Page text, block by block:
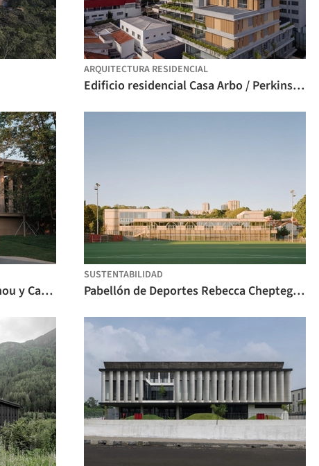
ARQUITECTURA RESIDENCIAL
Edificio residencial Casa Arbo / Perkins&Will
Centro de Arte Aranya Guangzhou y Cantina Comunitaria / Vector Architects
SUSTENTABILIDAD
Pabellón de Deportes Rebecca Cheptegei, Pantin / Atelier Ramdam